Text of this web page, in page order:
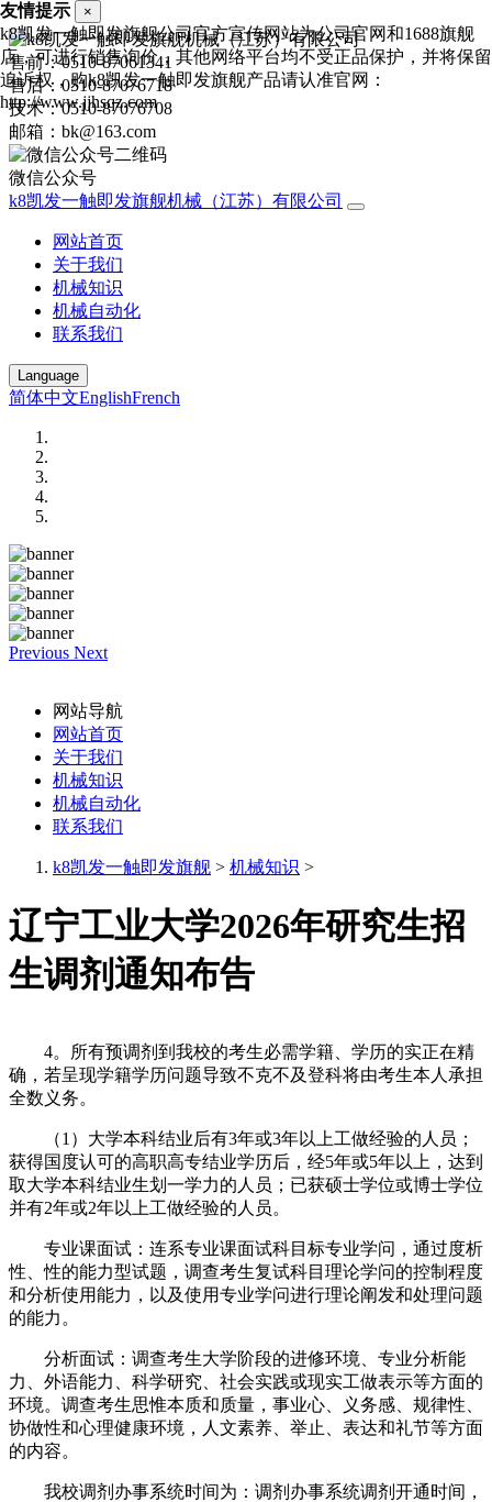
售前：0510-87061341
售后：0510-87076718
技术：0510-87076708
邮箱：bk@163.com
微信公众号
k8凯发一触即发旗舰机械（江苏）有限公司
网站首页
关于我们
机械知识
机械自动化
联系我们
Language
简体中文EnglishFrench
Previous Next
网站导航
网站首页
关于我们
机械知识
机械自动化
联系我们
k8凯发一触即发旗舰 > 机械知识 >
辽宁工业大学2026年研究生招
生调剂通知布告
4。所有预调剂到我校的考生必需学籍、学历的实正在精
确，若呈现学籍学历问题导致不克不及登科将由考生本人承担
全数义务。
（1）大学本科结业后有3年或3年以上工做经验的人员；
获得国度认可的高职高专结业学历后，经5年或5年以上，达到
取大学本科结业生划一学力的人员；已获硕士学位或博士学位
并有2年或2年以上工做经验的人员。
专业课面试：连系专业课面试科目标专业学问，通过度析
性、性的能力型试题，调查考生复试科目理论学问的控制程度
和分析使用能力，以及使用专业学问进行理论阐发和处理问题
的能力。
分析面试：调查考生大学阶段的进修环境、专业分析能
力、外语能力、科学研究、社会实践或现实工做表示等方面的
环境。调查考生思惟本质和质量，事业心、义务感、规律性、
协做性和心理健康环境，人文素养、举止、表达和礼节等方面
的内容。
我校调剂办事系统时间为：调剂办事系统调剂开通时间，
友情提示 ×
k8凯发一触即发旗舰公司官方宣传网站为公司官网和1688旗舰
店，可进行销售询价，其他网络平台均不受正品保护，并将保留
追诉权，购k8凯发一触即发旗舰产品请认准官网：
http://www.jjhsqz.com